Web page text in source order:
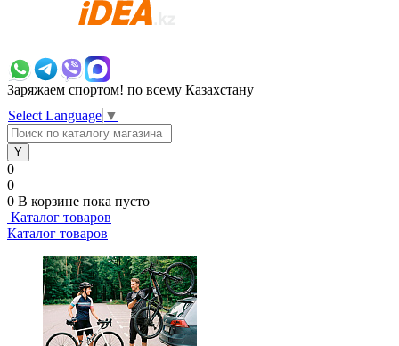
Заряжаем спортом! по всему Казахстану
Select Language ▼
0
0
0 В корзине пока пусто
Каталог товаров
Каталог товаров